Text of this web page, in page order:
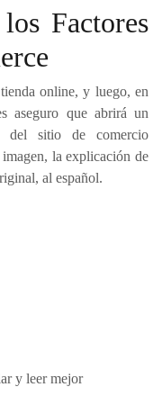
Factores
online, y luego, en
aseguro que abrirá un
del sitio de comercio
la explicación de
al español.
y leer mejor